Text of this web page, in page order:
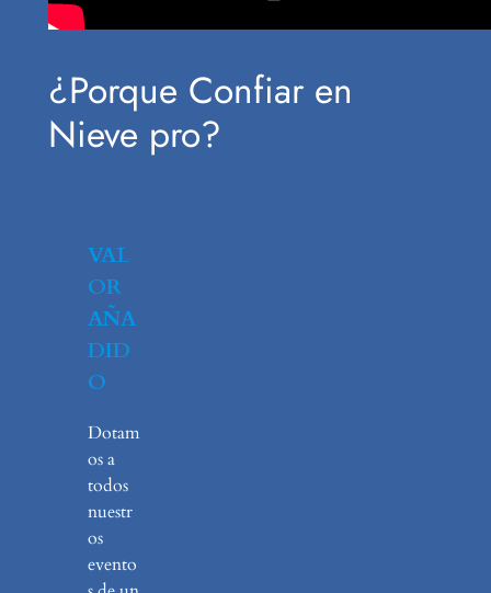
¿Porque Confiar en
Nieve pro?
VAL
OR
AÑA
DID
O
Dotam
os a
todos
nuestr
os
evento